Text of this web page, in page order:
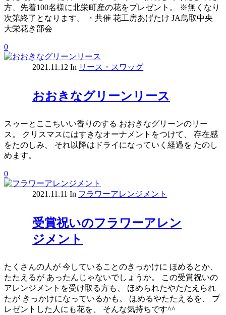
方、先着100名様に北栄町産の花をプレゼント。 ※無くなり
次第終了となります。 ・共催 花工房あげたけ JA鳥取中央
大栄花き部会
0
2021.11.12 In リース・スワッグ
おおきなグリーンリース
スゥーとここちいい香りのする おおきなグリーンのリー
ス。 クリスマスにはすきなオーナメントをつけて、 存在感
をたのしみ、 それ以降はドライになっていく経過を たのし
めます。
0
2021.11.11 In フラワーアレンジメント
受賞祝いのフラワーアレン
ジメント
たくさんの人が 今していることのきっかけに ほめるとか、
たたえるが あったんじゃないでしょうか。 この受賞祝いの
アレンジメントを受け取る方も、 ほめられたやたたえられ
たが きっかけになっているかも。 ほめるやたたえるを、 プ
レゼントした人にも花を、 そんな気持ちです^^